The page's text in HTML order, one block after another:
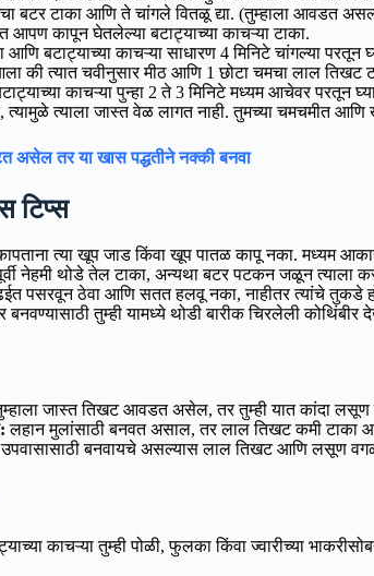
बटर टाका आणि ते चांगले वितळू द्या. (तुम्हाला आवडत
आपण कापून घेतलेल्या बटाट्याच्या काचऱ्या टाका.
बटाट्याच्या काचऱ्या साधारण 4 मिनिटे चांगल्या परतून
की त्यात चवीनुसार मीठ आणि 1 छोटा चमचा लाल तिखट
काचऱ्या पुन्हा 2 ते 3 मिनिटे मध्यम आचेवर परतून
त्याला जास्त वेळ लागत नाही. तुमच्या चमचमीत आणि
असेल तर या खास पद्धतीने नक्की बनवा
टिप्स
कापताना त्या खूप जाड किंवा खूप पातळ कापू नका. मध्यम
नेहमी थोडे तेल टाका, अन्यथा बटर पटकन जळून त्याला
पसरवून ठेवा आणि सतत हलवू नका, नाहीतर त्यांचे तुकडे
बनवण्यासाठी तुम्ही यामध्ये थोडी बारीक चिरलेली
जास्त तिखट आवडत असेल, तर तुम्ही यात कांदा लसूण
लहान मुलांसाठी बनवत असाल, तर लाल तिखट कमी टाका
उपवासासाठी बनवायचे असल्यास लाल तिखट आणि लसूण
काचऱ्या तुम्ही पोळी, फुलका किंवा ज्वारीच्या